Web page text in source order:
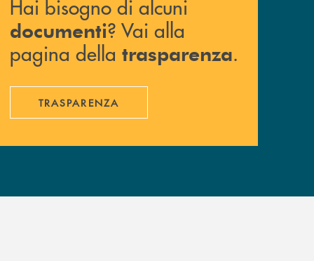
Hai bisogno di alcuni
documenti? Vai alla
pagina della trasparenza.
TRASPARENZA